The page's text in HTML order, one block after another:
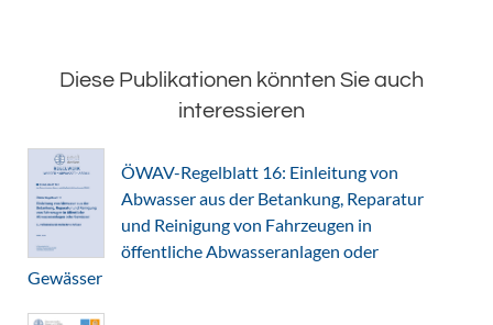
Diese Publikationen könnten Sie auch
interessieren
ÖWAV-Regelblatt 16: Einleitung von
Abwasser aus der Betankung, Reparatur
und Reinigung von Fahrzeugen in
öffentliche Abwasseranlagen oder
Gewässer